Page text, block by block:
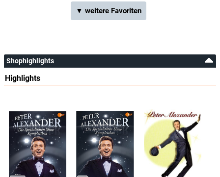
▼ weitere Favoriten
Shophighlights
Highlights